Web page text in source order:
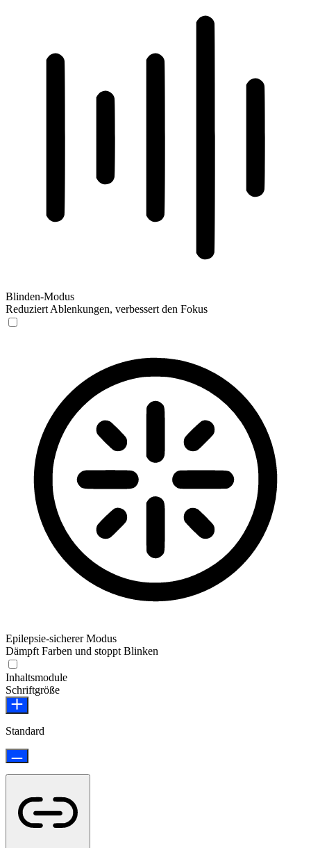
Blinden-Modus
Reduziert Ablenkungen, verbessert den Fokus
Epilepsie-sicherer Modus
Dämpft Farben und stoppt Blinken
Inhaltsmodule
Schriftgröße
Standard